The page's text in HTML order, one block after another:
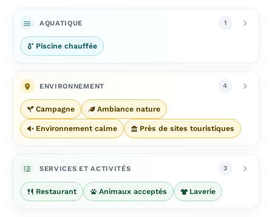
AQUATIQUE 1
Piscine chauffée
ENVIRONNEMENT 4
Campagne Ambiance nature
Environnement calme Près de sites touristiques
SERVICES ET ACTIVITÉS 3
Restaurant Animaux acceptés Laverie